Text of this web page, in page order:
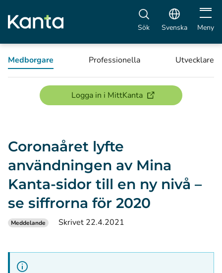
Sök Svenska Öppna
Meny
Medborgare Professionella Utvecklare
Logga in i MittKanta(öppnas i ett nytt
Coronaåret lyfte
användningen av Mina
Kanta-sidor till en ny nivå –
se siffrorna för 2020
Meddelande Skrivet 22.4.2021